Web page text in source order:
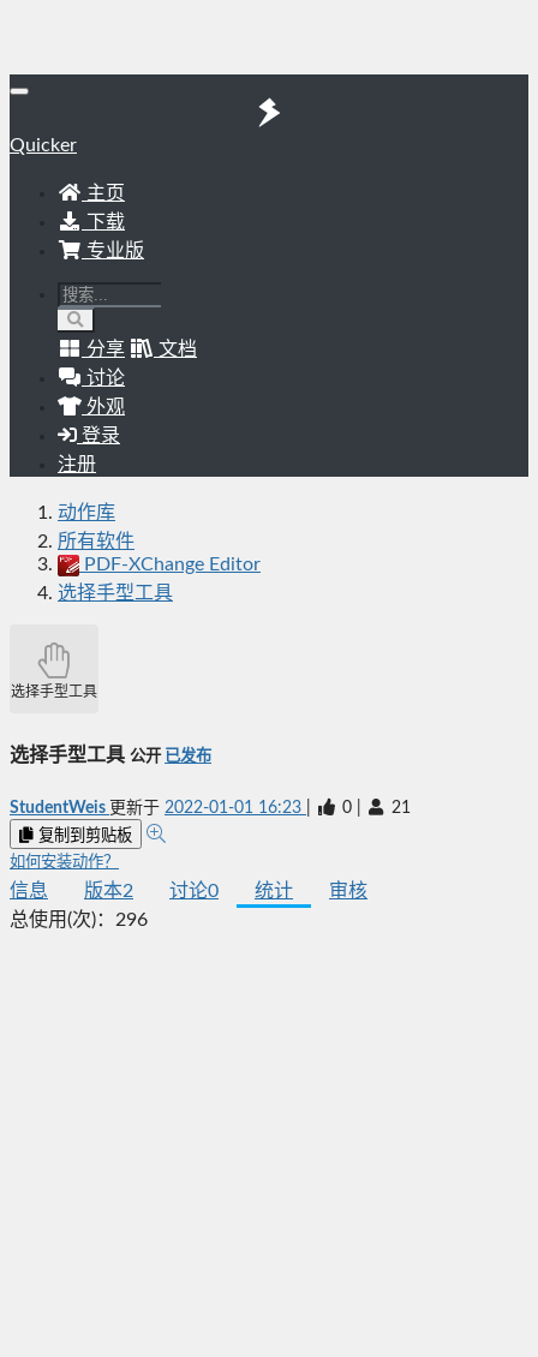
Quicker
主页
下载
专业版
分享
文档
讨论
外观
登录
注册
动作库
所有软件
PDF-XChange Editor
选择手型工具
选择手型工具
选择手型工具 公开 已发布
StudentWeis 更新于 2022-01-01 16:23 0 21
复制到剪贴板
如何安装动作？
信息 版本2 讨论0 统计
审核
总使用(次)： 296